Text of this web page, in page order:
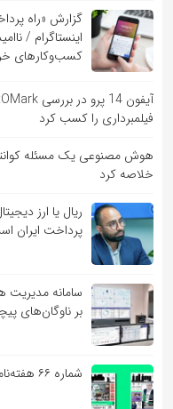
گزارش «راه
اینستاگرام /
کسب‌وکارهای
فیلمبرداری را کسب کرد
خلاصه کرد
ریال یا ارز
پرداخت ایران
سامانه مدیریت
بر ناوگان‌های
شماره ۶۶ هفته‌نامه کارنگ و رمزارز شماره ۳۶ منتشر شد